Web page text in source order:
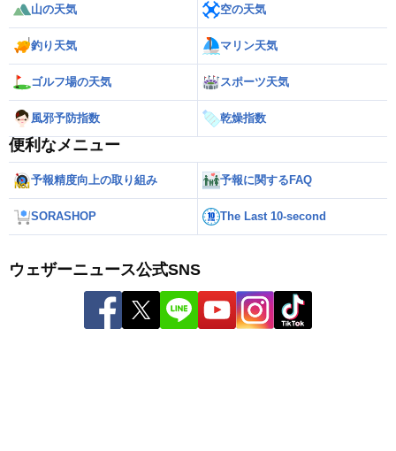
山の天気 空の天気
釣り天気 マリン天気
ゴルフ場の天気 スポーツ天気
風邪予防指数 乾燥指数
便利なメニュー
予報精度向上の取り組み 予報に関するFAQ
SORASHOP The Last 10-second
ウェザーニュース公式SNS